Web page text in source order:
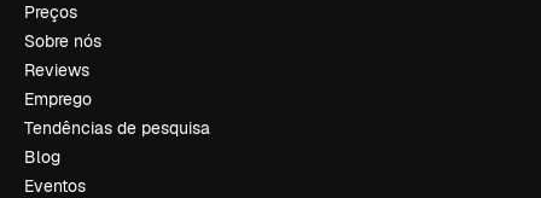
Preços
Sobre nós
Reviews
Emprego
Tendências de pesquisa
Blog
Eventos